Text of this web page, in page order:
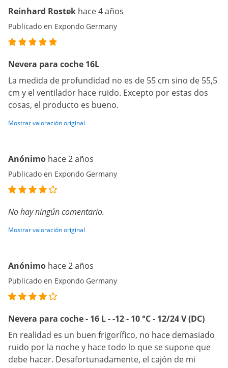
Reinhard Rostek hace 4 años
Publicado en Expondo Germany
Nevera para coche 16L
La medida de profundidad no es de 55 cm sino de 55,5
cm y el ventilador hace ruido. Excepto por estas dos
cosas, el producto es bueno.
Mostrar valoración original
Anónimo hace 2 años
Publicado en Expondo Germany
No hay ningún comentario.
Mostrar valoración original
Anónimo hace 2 años
Publicado en Expondo Germany
Nevera para coche - 16 L - -12 - 10 °C - 12/24 V (DC)
En realidad es un buen frigorífico, no hace demasiado
ruido por la noche y hace todo lo que se supone que
debe hacer. Desafortunadamente, el cajón de mi